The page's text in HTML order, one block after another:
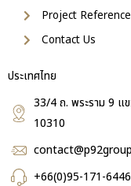
Project
Contact Us
ประเทศไทย
33/4 ถ. พระราม 9 แ
10310
+66(0)95-171-